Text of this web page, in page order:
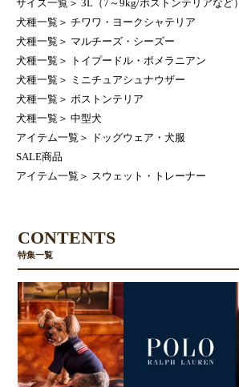
サイズ一覧 ＞ 3L（7～9kg/ボストンテリアなど）
犬種一覧 ＞ チワワ・ヨークシャテリア
犬種一覧 ＞ マルチーズ・シーズー
犬種一覧 ＞
トイプードル・ポメラニアン
犬種一覧 ＞
ミニチュアシュナウザー
犬種一覧 ＞ ボストンテリア
犬種一覧 ＞ 中型犬
アイテム一覧 ＞
ドッグウェア・犬服
SALE商品
アイテム一覧 ＞ スウェット・トレーナー
CONTENTS
特集一覧